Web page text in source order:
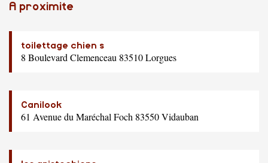
A proximite
toilettage chien s
8 Boulevard Clemenceau 83510 Lorgues
Canilook
61 Avenue du Maréchal Foch 83550 Vidauban